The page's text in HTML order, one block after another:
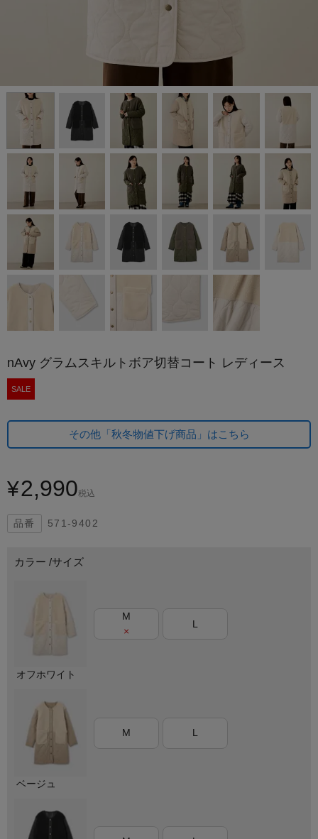
nAvy グラムスキルトボア切替コート レディース
SALE
その他「秋冬物値下げ商品」はこちら
¥2,990税込
571-9402
カラー サイズ
オフホワイト
M
×
L
ベージュ
M L